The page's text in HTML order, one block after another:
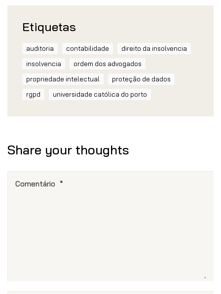
Etiquetas
auditoria contabilidade
direito da insolvencia
insolvencia
ordem dos advogados
propriedade intelectual
proteção de dados
rgpd
universidade católica do porto
Share your thoughts
Comentário *